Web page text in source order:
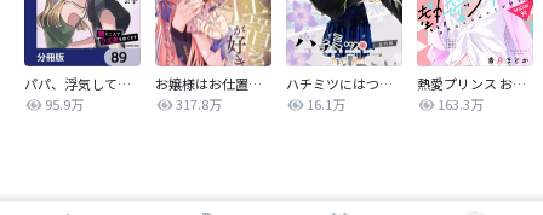
パパ、浮気してるよ？娘と二人でクズ夫を捨てます【分冊版】
95.9万
お嬢様はお仕置きが好き
317.8万
ハチミツにはつこい
16.1万
熱愛プリンス お兄ちゃんはキミが好き
163.3万